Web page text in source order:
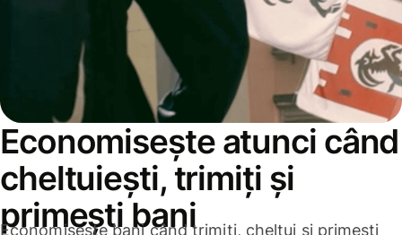
Economisește atunci când
cheltuiești, trimiți și
primești bani
Economisește bani când trimiți, cheltui și primești